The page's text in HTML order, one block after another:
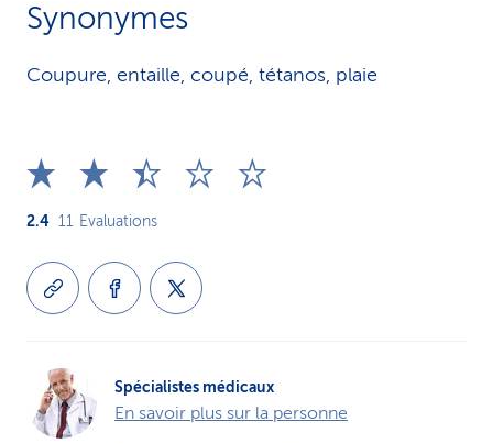
Synonymes
Coupure, entaille, coupé, tétanos, plaie
2.4 11 Evaluations
Spécialistes médicaux
En savoir plus sur la personne